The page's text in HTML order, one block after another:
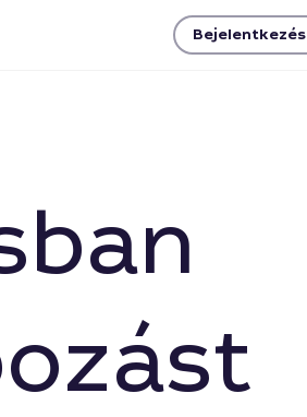
Bejelentkezés